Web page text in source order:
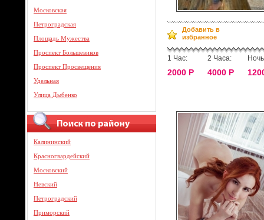
Московская
Петроградская
Площадь Мужества
Проспект Большевиков
Проспект Просвещения
Удельная
Улица Дыбенко
Калининский
Красногвардейский
Московский
Невский
Петроградский
Приморский
Добавить в
избранное
1 Час:
2000 Р
2 Часа:
4000 Р